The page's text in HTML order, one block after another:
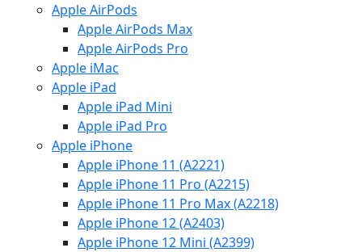
Apple AirPods
Apple AirPods Max
Apple AirPods Pro
Apple iMac
Apple iPad
Apple iPad Mini
Apple iPad Pro
Apple iPhone
Apple iPhone 11 (A2221)
Apple iPhone 11 Pro (A2215)
Apple iPhone 11 Pro Max (A2218)
Apple iPhone 12 (A2403)
Apple iPhone 12 Mini (A2399)